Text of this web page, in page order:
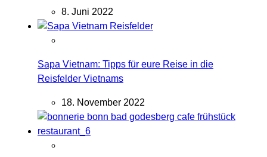
8. Juni 2022
Sapa Vietnam: Tipps für eure Reise in die
Reisfelder Vietnams
18. November 2022